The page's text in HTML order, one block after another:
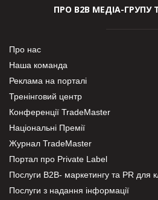
ПРО В2В МЕДІА-ГРУПУ
Про нас
Наша команда
Реклама на порталі
Тренінговий центр
Конференції TradeMaster
Національні Премії
Журнал TradeMaster
Портал про Private Label
Послуги В2В- маркетингу та PR для
Послуги з надання інформації